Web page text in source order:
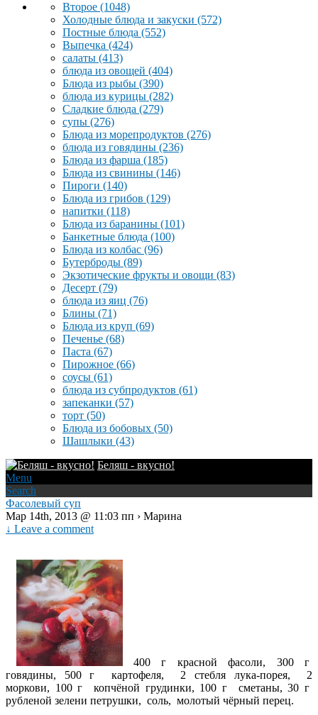
Второе (1048)
Холодные блюда и закуски (572)
Постные блюда (552)
Выпечка (424)
салаты (413)
блюда из овощей (404)
Блюда из рыбы (390)
блюда из курицы (282)
Сладкие блюда (279)
супы (276)
Блюда из морепродуктов (276)
блюда из говядины (236)
Блюда из фарша (185)
Блюда из свинины (146)
Пироги (140)
Блюда из грибов (129)
напитки (118)
Блюда из баранины (101)
Банкетные блюда (100)
Блюда из колбас (96)
Бутерброды (89)
Экзотические фрукты и овощи (83)
Десерт (79)
блюда из яиц (76)
Блины (71)
Блюда из круп (69)
Печенье (68)
Паста (67)
Пирожное (66)
соусы (61)
блюда из субпродуктов (61)
запеканки (57)
торт (50)
Блюда из бобовых (50)
Шашлыки (43)
Беляш - вкусно!
Menu
Search
Фасолевый суп
Мар 14th, 2013 @ 11:03 пп › Марина
↓ Leave a comment
400 г красной фасоли, 300 г
говядины, 500 г картофеля, 2 стебля лука-порея, 2
моркови, 100 г копчёной грудинки, 100 г сметаны, 30 г
рубленой зелени петрушки, соль, молотый чёрный перец.